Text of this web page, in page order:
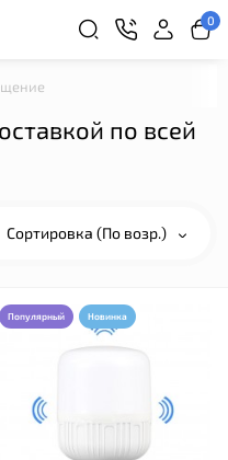
0
по всей
Сортировка (По возр.)
Популярный Новинка